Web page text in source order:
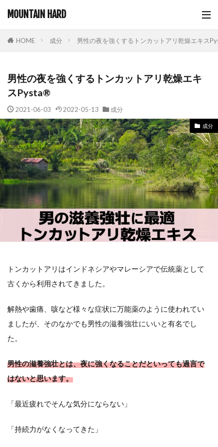
MOUNTAIN HARD
HOME 成分 男性の夜を強くするトンカットアリ乾燥エキス
男性の夜を強くするトンカットアリ乾燥エキ
スPysta®
2021-06-03 2022-05-13 成分
成分
トンカットアリはインドネシアやマレーシアで伝統薬として
古くから利用されてきました。
解熱や歯痛、咳など様々な症状に万能薬のように使われてい
ましたが、そのなかでも男性の滋養強壮にいいと有名でし
た。
男性の滋養強壮とは、夜に強くなることだといっても過言で
はないと思います。
「最近疲れでそんな気分にならない」
「持続力がなくなってきた」